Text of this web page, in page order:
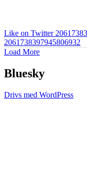
Like on Twitter
2061738397945806932
Load More
Bluesky
Drivs med WordPress